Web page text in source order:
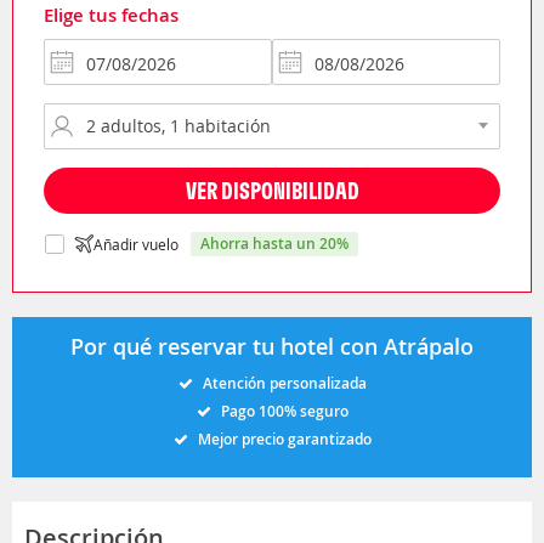
Elige tus fechas
VER DISPONIBILIDAD
Añadir vuelo ahorra hasta un 20%
Por qué reservar tu hotel con Atrápalo
Atención personalizada
Pago 100% seguro
Mejor precio garantizado